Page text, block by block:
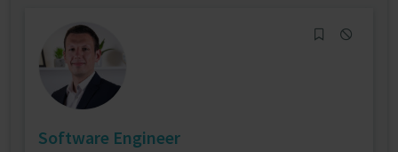
Software Engineer